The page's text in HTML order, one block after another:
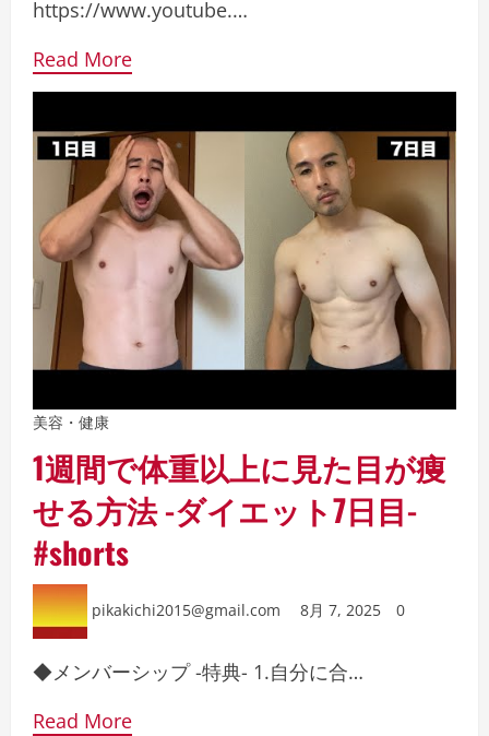
https://www.youtube.…
Read More
美容・健康
1週間で体重以上に見た目が痩
せる方法 -ダイエット7日目-
#shorts
pikakichi2015@gmail.com 8月 7, 2025 0
◆メンバーシップ -特典- 1.自分に合…
Read More